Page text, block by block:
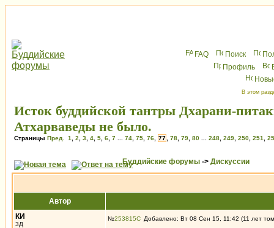
FAQ Поиск
Профиль
В этом
Исток буддийской тантры Дхарани-
Атхарваведы не было.
Страницы Пред. 1 2 3 4 5 6 7 74 75 76 77 78 79 80 248 249 250 251
Буддийские форумы -> Дискуссии
Автор
КИ
3Д
№253815 Добавлено: Вт 08 Сен 15, 11:42 (11 лет